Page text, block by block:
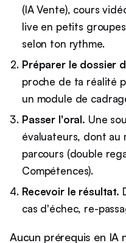
(IA Vente), cours
live en petits
selon ton rythme.
Préparer le dossier
proche de ta réalité
un module de
Passer l'oral. Une
évaluateurs, dont au
parcours (double
Compétences).
Recevoir le résultat.
cas d'échec, re-
Aucun prérequis en IA